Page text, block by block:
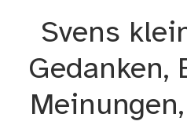
Svens
Gedanken,